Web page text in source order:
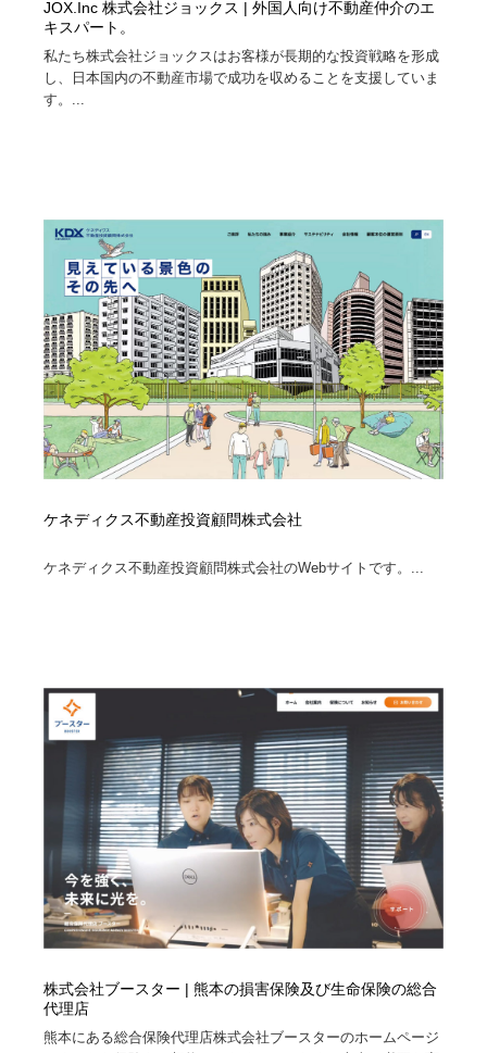
JOX.Inc 株式会社ジョックス | 外国人向け不動産仲介のエ
キスパート。
私たち株式会社ジョックスはお客様が長期的な投資戦略を形成
し、日本国内の不動産市場で成功を収めることを支援していま
す。...
ケネディクス不動産投資顧問株式会社
ケネディクス不動産投資顧問株式会社のWebサイトです。...
株式会社ブースター | 熊本の損害保険及び生命保険の総合
代理店
熊本にある総合保険代理店株式会社ブースターのホームページ